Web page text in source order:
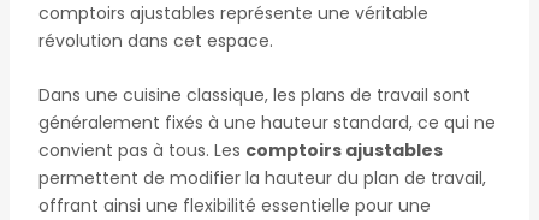
comptoirs ajustables représente une véritable
révolution dans cet espace.
Dans une cuisine classique, les plans de travail sont
généralement fixés à une hauteur standard, ce qui ne
convient pas à tous. Les comptoirs ajustables
permettent de modifier la hauteur du plan de travail,
offrant ainsi une flexibilité essentielle pour une